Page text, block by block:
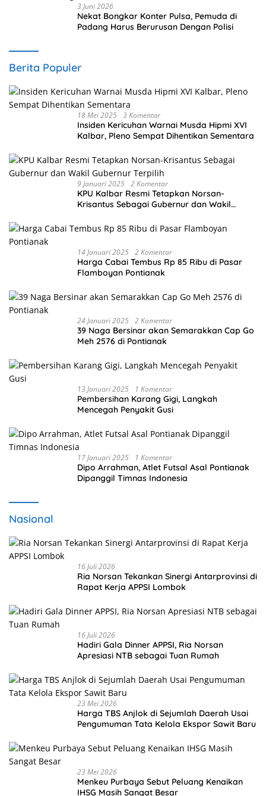
3 Juni 2026
Nekat Bongkar Konter Pulsa, Pemuda di
Padang Harus Berurusan Dengan Polisi
Berita Populer
18 Mei 2025 3 Komentar
Insiden Kericuhan Warnai Musda Hipmi XVI
Kalbar, Pleno Sempat Dihentikan Sementara
9 Januari 2025 2 Komentar
KPU Kalbar Resmi Tetapkan Norsan-
Krisantus Sebagai Gubernur dan Wakil
14 Januari 2025 2 Komentar
Harga Cabai Tembus Rp 85 Ribu di Pasar
Flamboyan Pontianak
24 Januari 2025 2 Komentar
39 Naga Bersinar akan Semarakkan Cap Go
Meh 2576 di Pontianak
13 Januari 2025 1 Komentar
Pembersihan Karang Gigi, Langkah
Mencegah Penyakit Gusi
17 Januari 2025 1 Komentar
Dipo Arrahman, Atlet Futsal Asal Pontianak
Dipanggil Timnas Indonesia
Nasional
16 Juli 2026
Ria Norsan Tekankan Sinergi Antarprovinsi di
Rapat Kerja APPSI Lombok
16 Juli 2026
Hadiri Gala Dinner APPSI, Ria Norsan
Apresiasi NTB sebagai Tuan Rumah
23 Mei 2026
Harga TBS Anjlok di Sejumlah Daerah Usai
Pengumuman Tata Kelola Ekspor Sawit Baru
23 Mei 2026
Menkeu Purbaya Sebut Peluang Kenaikan
IHSG Masih Sangat Besar